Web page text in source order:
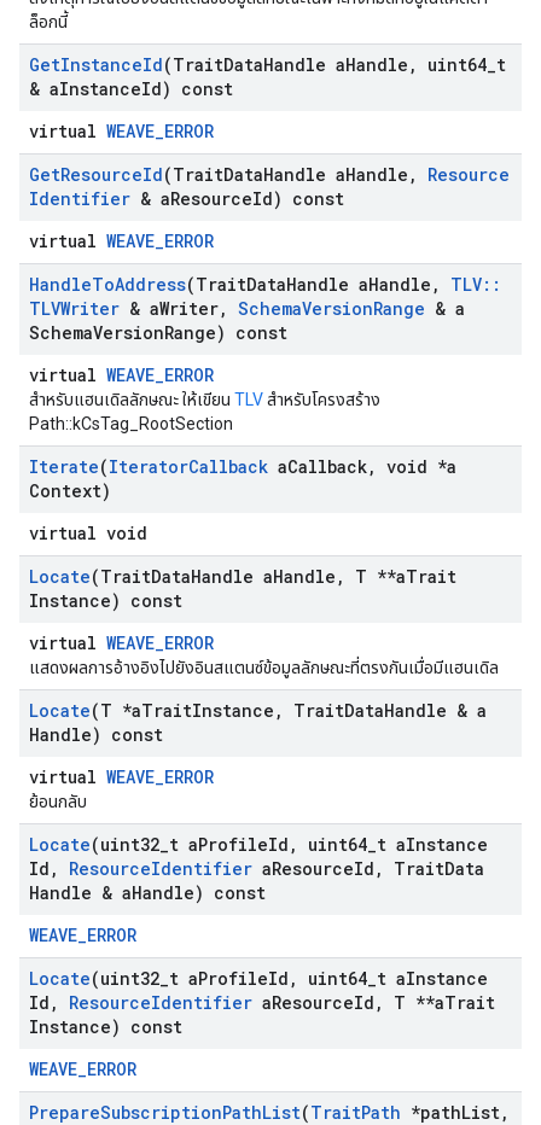
ล็อกนี้
GetInstanceId(TraitDataHandle aHandle , uint64 t
& aInstanceId) const
virtual WEAVE_ERROR
GetResourceId(TraitDataHandle aHandle ,
Resource
Identifier & aResourceId) const
virtual WEAVE_ERROR
HandleToAddress(TraitDataHandle aHandle , TLV::
TLVWriter & aWriter, SchemaVersionRange & a
SchemaVersionRange) const
virtual WEAVE_ERROR
สำหรับแฮนเดิลลักษณะ ให้เขียน TLVสำหรับโครงสร้าง
Path::kCsTag_RootSection
Iterate(IteratorCallback aCallback, void *a
Context)
virtual void
Locate(TraitDataHandle aHandle , T **aTrait
Instance) const
virtual WEAVE_ERROR
แสดงผลการอ้างอิงไปยังอินสแตนซ์ข้อมูลลักษณะที่ตรงกันเมื่อมีแฮนเดิล
Locate(T *aTraitInstance , TraitDataHandle & a
Handle) const
virtual WEAVE_ERROR
ย้อนกลับ
Locate(uint32 t aProfileId , uint64 t aInstance
Id , ResourceIdentifier aResourceId , TraitData
Handle & aHandle) const
WEAVE_ERROR
Locate(uint32 t aProfileId , uint64 t aInstance
Id , ResourceIdentifier aResourceId , T **aTrait
Instance) const
WEAVE_ERROR
PrepareSubscriptionPathList(TraitPath *pathList,